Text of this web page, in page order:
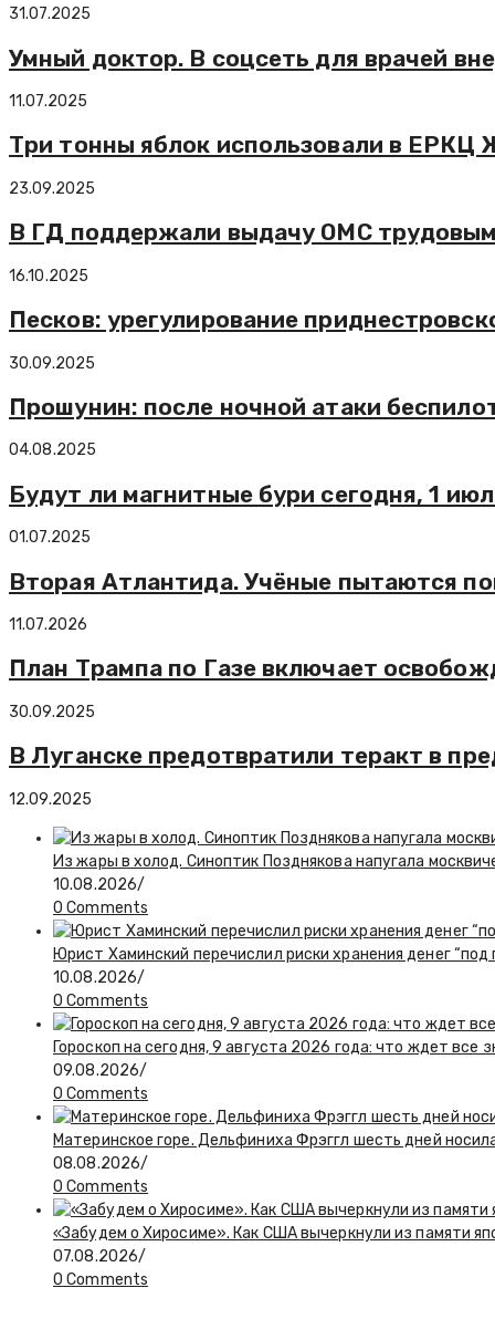
31.07.2025
Умный доктор. В соцсеть для врачей
11.07.2025
Три тонны яблок использовали в
23.09.2025
В ГД поддержали выдачу ОМС
16.10.2025
Песков: урегулирование
30.09.2025
Прошунин: после ночной атаки
04.08.2025
Будут ли магнитные бури сегодня, 1
01.07.2025
Вторая Атлантида. Учёные пытаются
11.07.2026
План Трампа по Газе включает
30.09.2025
В Луганске предотвратили теракт в
12.09.2025
Из жары в холод. Синоптик Позднякова напугала
10.08.2026/
0 Comments
Юрист Хаминский перечислил риски хранения денег “под
10.08.2026/
0 Comments
Гороскоп на сегодня, 9 августа 2026 года: что ждет все
09.08.2026/
0 Comments
Материнское горе. Дельфиниха Фрэггл шесть дней
08.08.2026/
0 Comments
«Забудем о Хиросиме». Как США вычеркнули из памяти
07.08.2026/
0 Comments